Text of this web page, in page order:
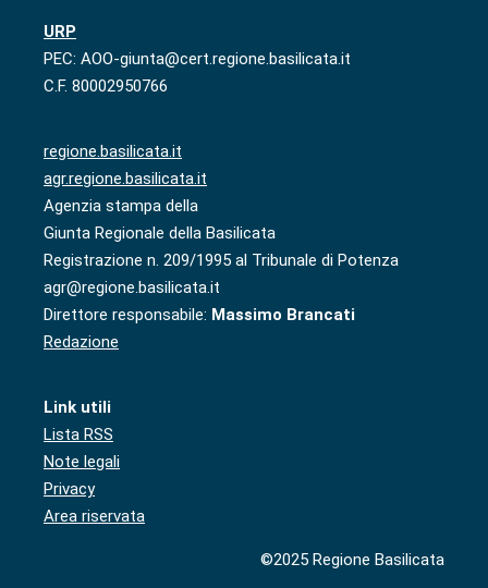
URP
PEC: AOO-giunta@cert.regione.basilicata.it
C.F. 80002950766
regione.basilicata.it
agr.regione.basilicata.it
Agenzia stampa della
Giunta Regionale della Basilicata
Registrazione n. 209/1995 al Tribunale di Potenza
agr@regione.basilicata.it
Direttore responsabile: Massimo Brancati
Redazione
Link utili
Lista RSS
Note legali
Privacy
Area riservata
©2025 Regione Basilicata